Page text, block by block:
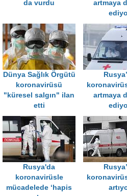
da vurdu
artmaya
Dünya Sağlık Örgütü
koronavirüsü
"küresel salgın" ilan
etti
artmaya
Rusya'da
koronavirüsle
mücadelede ‘hapis